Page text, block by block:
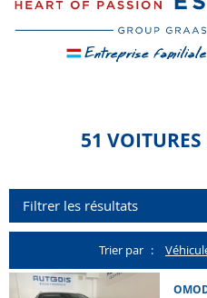
51 VOITURES
Filtrer les résultats
Trier par